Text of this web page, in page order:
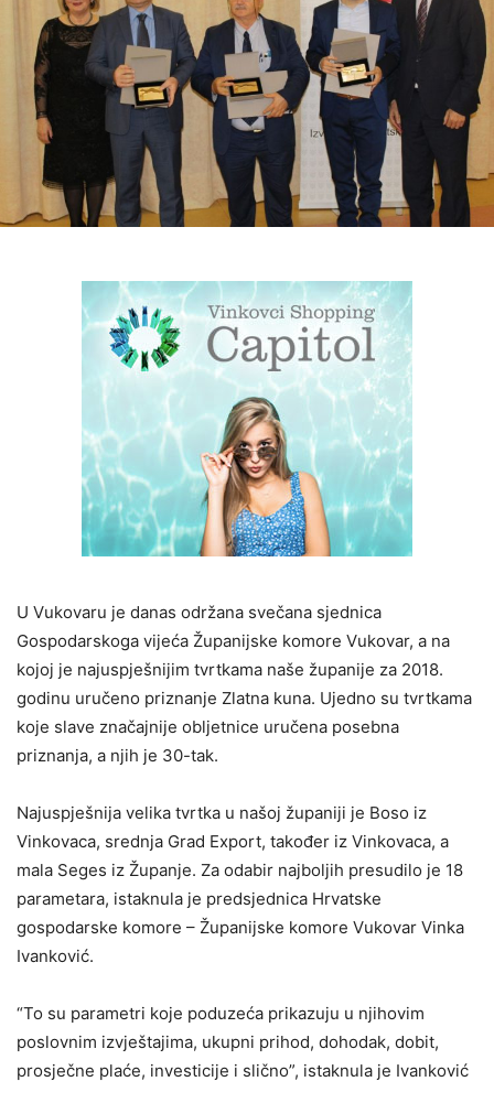
U Vukovaru je danas održana svečana sjednica
Gospodarskoga vijeća Županijske komore Vukovar, a na
kojoj je najuspješnijim tvrtkama naše županije za 2018.
godinu uručeno priznanje Zlatna kuna. Ujedno su tvrtkama
koje slave značajnije obljetnice uručena posebna
priznanja, a njih je 30-tak.
Najuspješnija velika tvrtka u našoj županiji je Boso iz
Vinkovaca, srednja Grad Export, također iz Vinkovaca, a
mala Seges iz Županje. Za odabir najboljih presudilo je 18
parametara, istaknula je predsjednica Hrvatske
gospodarske komore – Županijske komore Vukovar Vinka
Ivanković.
“To su parametri koje poduzeća prikazuju u njihovim
poslovnim izvještajima, ukupni prihod, dohodak, dobit,
prosječne plaće, investicije i slično”, istaknula je Ivanković